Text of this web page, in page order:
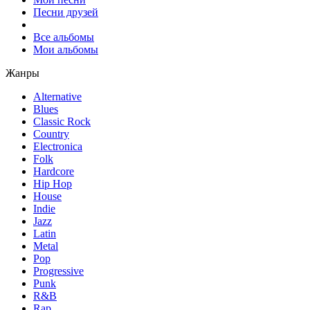
Песни друзей
Все альбомы
Мои альбомы
Жанры
Alternative
Blues
Classic Rock
Country
Electronica
Folk
Hardcore
Hip Hop
House
Indie
Jazz
Latin
Metal
Pop
Progressive
Punk
R&B